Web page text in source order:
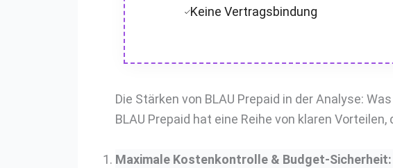
Keine Vertragsbindung
Die Stärken von BLAU Prepaid in der Analyse:
BLAU Prepaid hat eine Reihe von klaren
Maximale Kostenkontrolle & Budget-Sicherheit: